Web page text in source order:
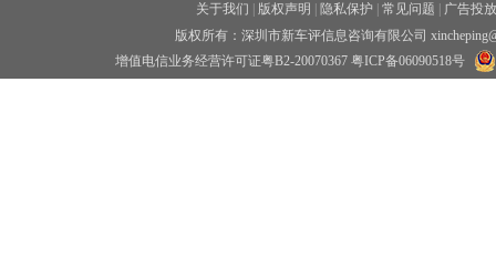
关于我们 版权声明 隐私保护 常见问题
广告投放
版权所有：深圳市新车评信息咨询有限公司
增值电信业务经营许可证粤B2-20070367 粤ICP备06090518号